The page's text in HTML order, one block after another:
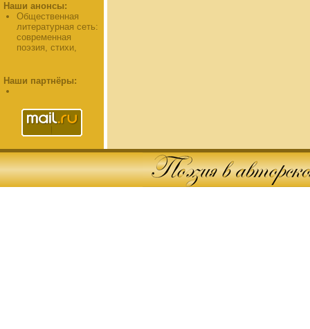
Наши анонсы:
Общественная
литературная сеть:
современная
поэзия, стихи,
Наши партнёры: